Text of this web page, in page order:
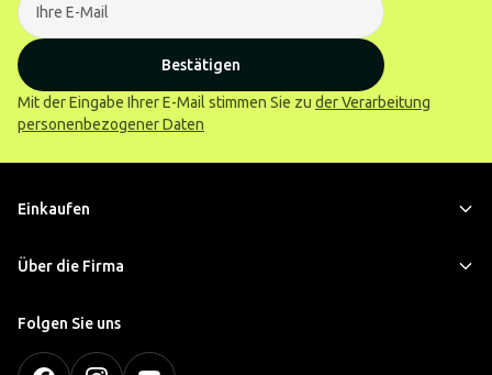
Bestätigen
Mit der Eingabe Ihrer E-Mail stimmen Sie zu der Verarbeitung
personenbezogener Daten
Einkaufen
Über die Firma
Folgen Sie uns